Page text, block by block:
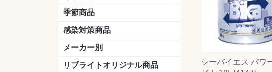
季節商品
感染対策商品
おう吐物
除菌洗剤
うがい薬
マスク
手洗い石鹸
手指消毒
手袋
メーカー別
クオリティ
ニイタカ
シーバイエス 樹脂ワックス(一般製品)
下地剤
ドライメンテナンス用
水性・半樹脂製品
油性ワックス
特殊用途製品
ニュートラ フロアケア
天然石材用・テラゾー
木床用ワックス
床用クリーナー
剥離剤
植物油用クリーナー
鉱物油用クリーナー
その他
リンレイ
ペンギンワックス 樹脂ワックス
水性・半樹脂製品
下地剤
特殊用途製品
ドライメンテナンス用
クリーナー製品
ハクリ剤
石材床用商品
木床用商品
日常管理商品
横浜油脂工業
ミッケル化学（旧：スイショウ
ユシロ化学
コニシ
つやげん
ダイカ商事
スリーエムジャパン
山崎産業
テラモト
セイワ
エトレー
ラバーメイド
ジャパックス
日本サニパック
ケルヒャー
マキタ
ショーワグローブ
花王
サラヤ
アルボース
コスケム
ミヤキ
紺商
信徳ポミー
リブライトオリジナル商品
シーバイエス パワ